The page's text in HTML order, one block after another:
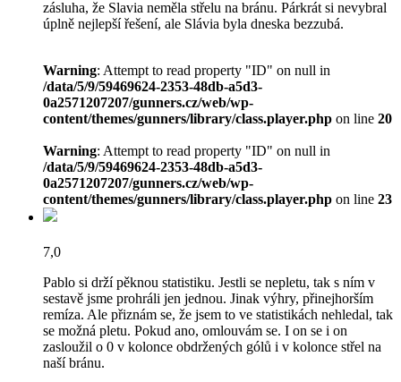
zásluha, že Slavia neměla střelu na bránu. Párkrát si nevybral
úplně nejlepší řešení, ale Slávia byla dneska bezzubá.
Warning: Attempt to read property "ID" on null in
/data/5/9/59469624-2353-48db-a5d3-
0a2571207207/gunners.cz/web/wp-
content/themes/gunners/library/class.player.php on line 20
Warning: Attempt to read property "ID" on null in
/data/5/9/59469624-2353-48db-a5d3-
0a2571207207/gunners.cz/web/wp-
content/themes/gunners/library/class.player.php on line 23
7,0
Pablo si drží pěknou statistiku. Jestli se nepletu, tak s ním v
sestavě jsme prohráli jen jednou. Jinak výhry, přinejhorším
remíza. Ale přiznám se, že jsem to ve statistikách nehledal, tak
se možná pletu. Pokud ano, omlouvám se. I on se i on
zasloužil o 0 v kolonce obdržených gólů i v kolonce střel na
naší bránu.